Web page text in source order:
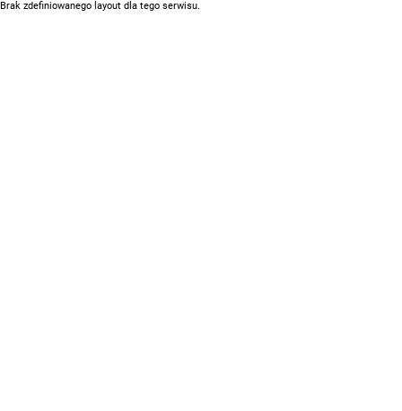
Brak zdefiniowanego layout dla tego serwisu.